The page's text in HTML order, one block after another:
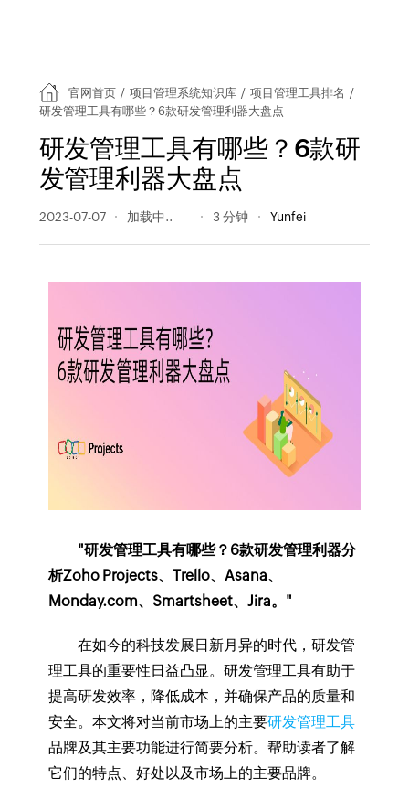
官网首页 / 项目管理系统知识库 / 项目管理工具排名 /
研发管理工具有哪些？6款研发管理利器大盘点
研发管理工具有哪些？6款研
发管理利器大盘点
2023-07-07 760 阅读量 3 分钟 Yunfei
"研发管理工具有哪些？6款研发管理利器分
析Zoho Projects、Trello、Asana、
Monday.com、Smartsheet、Jira。"
在如今的科技发展日新月异的时代，研发管
理工具的重要性日益凸显。研发管理工具有助于
提高研发效率，降低成本，并确保产品的质量和
安全。本文将对当前市场上的主要研发管理工具
品牌及其主要功能进行简要分析。帮助读者了解
它们的特点、好处以及市场上的主要品牌。